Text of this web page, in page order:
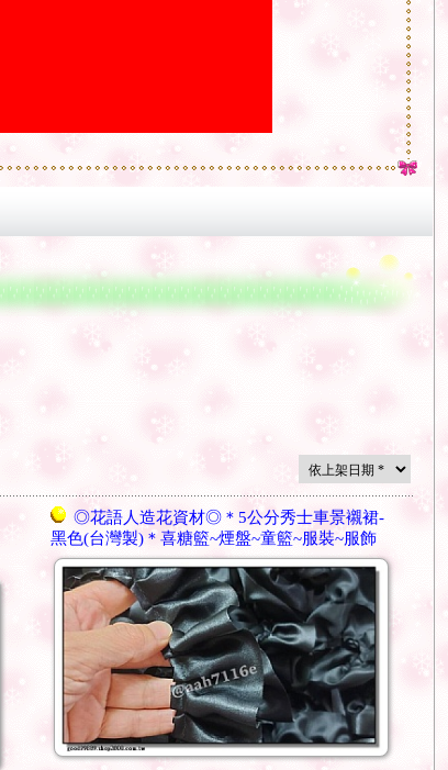
◎花語人造花資材◎＊5公分秀士車景襯裙-
黑色(台灣製)＊喜糖籃~煙盤~童籃~服裝~服飾